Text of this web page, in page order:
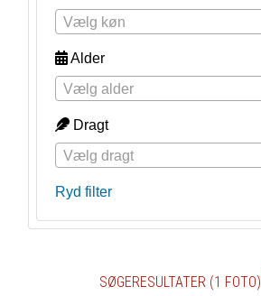
Vælg køn
Alder
Vælg alder
Dragt
Vælg dragt
Ryd filter
SØGERESULTATER (1 FOTO)